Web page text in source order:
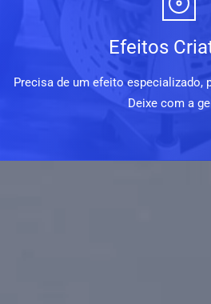
Efeitos
Precisa de um efeito especializado,
Deixe com a